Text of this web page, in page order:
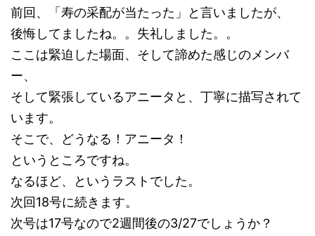
前回、「寿の采配が当たった」と言いましたが、
後悔してましたね。。失礼しました。。
ここは緊迫した場面、そして諦めた感じのメンバ
ー、
そして緊張しているアニータと、丁寧に描写されて
います。
そこで、どうなる！アニータ！
というところですね。
なるほど、というラストでした。
次回18号に続きます。
次号は17号なので2週間後の3/27でしょうか？